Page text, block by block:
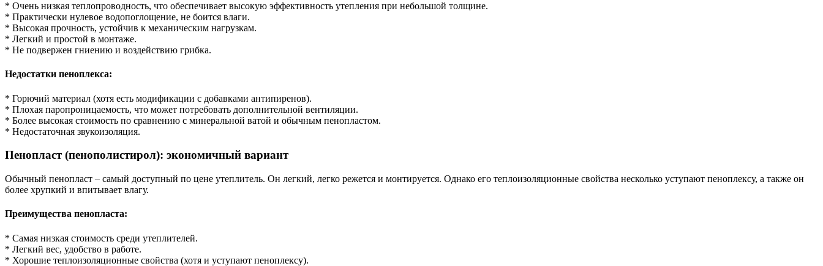
* Очень низкая теплопроводность, что обеспечивает высокую эффективность утепления при небольшой толщине.
* Практически нулевое водопоглощение, не боится влаги.
* Высокая прочность, устойчив к механическим нагрузкам.
* Легкий и простой в монтаже.
* Не подвержен гниению и воздействию грибка.
Недостатки пеноплекса:
* Горючий материал (хотя есть модификации с добавками антипиренов).
* Плохая паропроницаемость, что может потребовать дополнительной вентиляции.
* Более высокая стоимость по сравнению с минеральной ватой и обычным пенопластом.
* Недостаточная звукоизоляция.
Пенопласт (пенополистирол): экономичный вариант
Обычный пенопласт – самый доступный по цене утеплитель. Он легкий, легко режется и монтируется. Однако его теплоизоляционные свойства несколько уступают пеноплексу, а также он
более хрупкий и впитывает влагу.
Преимущества пенопласта:
* Самая низкая стоимость среди утеплителей.
* Легкий вес, удобство в работе.
* Хорошие теплоизоляционные свойства (хотя и уступают пеноплексу).